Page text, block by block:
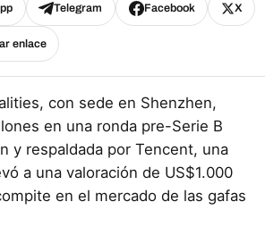
Telegram Facebook X
enlace
con sede en Shenzhen,
en una ronda pre-Serie B
y respaldada por Tencent, una
a una valoración de US$1.000
en el mercado de las gafas